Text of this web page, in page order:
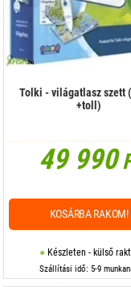
Tolki - világatlasz szett
+toll)
49 990
Készleten - külső
Szállítási idő: 5-9
KOSÁRBA RAKOM!